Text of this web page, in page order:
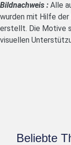
Bildnachweis : Alle
wurden mit Hilfe der
erstellt. Die Motive
visuellen
Beliebte